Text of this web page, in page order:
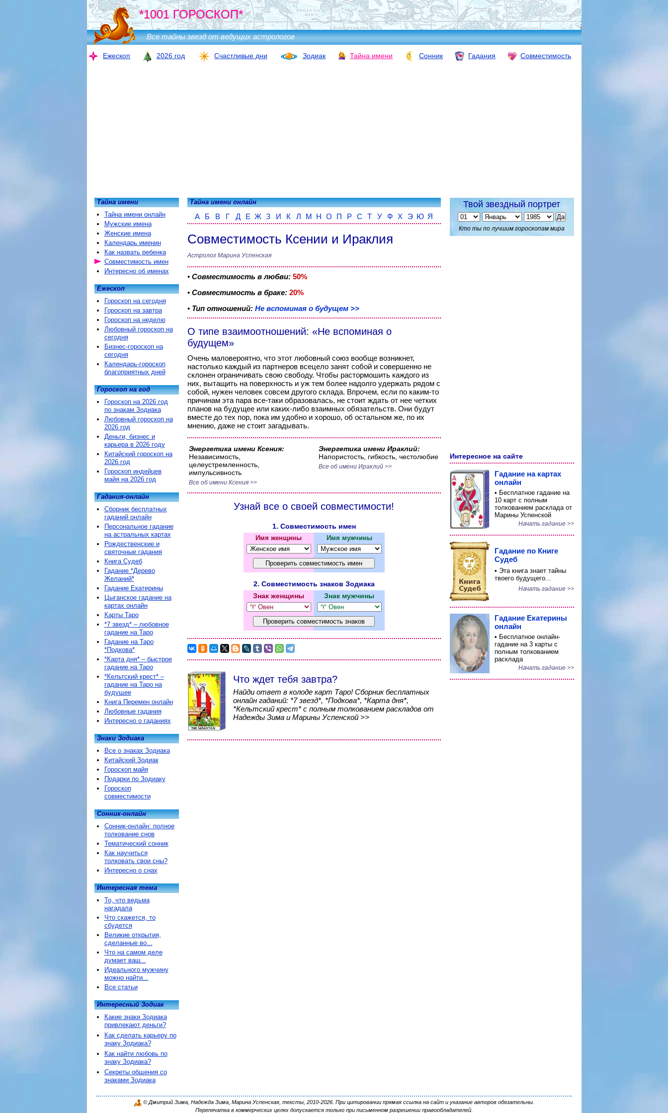
*1001 ГОРОСКОП*
Все тайны звезд от ведущих астрологов
Ежескоп 2026 год Счастливые дни Зодиак Тайна имени Сонник Гадания Совместимость
Тайна имени онлайн
А Б В Г Д Е Ж З И К Л М Н О П Р С Т У Ф Х Э Ю Я
Совместимость Ксении и Ираклия
Астролог Марина Успенская
• Совместимость в любви: 50%
• Совместимость в браке: 20%
• Тип отношений: Не вспоминая о будущем >>
О типе взаимоотношений: «Не вспоминая о
будущем»
Очень маловероятно, что этот любовный союз вообще возникнет,
настолько каждый из партнеров всецело занят собой и совершенно не
склонен ограничивать свою свободу. Чтобы растормошить каждого из
них, вытащить на поверхность и уж тем более надолго удержать рядом с
собой, нужен человек совсем другого склада. Впрочем, если по каким-то
причинам эта пара все-таки образовалась, не стоит ждать от нее четких
планов на будущее или каких-либо взаимных обязательств. Они будут
вместе до тех пор, пока им удобно и хорошо, об остальном же, по их
мнению, даже не стоит загадывать.
Энергетика имени Ксения:
Независимость,
целеустремленность,
импульсивность
Все об имени Ксения >>
Энергетика имени Ираклий:
Напористость, гибкость, честолюбие
Все об имени Ираклий >>
Узнай все о своей совместимости!
1. Совместимость имен
Имя женщины Имя мужчины
2. Совместимость знаков Зодиака
Знак женщины
Знак мужчины
Что ждет тебя завтра?
Найди ответ в колоде карт Таро! Сборник бесплатных
онлайн гаданий: *7 звезд*, *Подкова*, *Карта дня*,
*Кельтский крест* с полным толкованием раскладов от
Надежды Зима и Марины Успенской >>
Тайна имени
Тайна имени онлайн
Мужские имена
Женские имена
Календарь именин
Как назвать ребенка
Совместимость имен
Интересно об именах
Ежескоп
Гороскоп на сегодня
Гороскоп на завтра
Гороскоп на неделю
Любовный гороскоп на
сегодня
Бизнес-гороскоп на
сегодня
Календарь-гороскоп
благоприятных дней
Гороскоп на год
Гороскоп на 2026 год
по знакам Зодиака
Любовный гороскоп на
2026 год
Деньги, бизнес и
карьера в 2026 году
Китайский гороскоп на
2026 год
Гороскоп индейцев
майя на 2026 год
Гадания-онлайн
Сборник бесплатных
гаданий онлайн
Персональное гадание
на астральных картах
Рождественские и
святочные гадания
Книга Судеб
Гадание *Дерево
Желаний*
Гадание Екатерины
Цыганское гадание на
картах онлайн
Карты Таро
*7 звезд* – любовное
гадание на Таро
Гадание на Таро
*Подкова*
*Карта дня* – быстрое
гадание на Таро
*Кельтский крест* –
гадание на Таро на
будущее
Книга Перемен онлайн
Любовные гадания
Интересно о гаданиях
Знаки Зодиака
Все о знаках Зодиака
Китайский Зодиак
Гороскоп майя
Подарки по Зодиаку
Гороскоп
совместимости
Сонник-онлайн
Сонник-онлайн: полное
толкование снов
Тематический сонник
Как научиться
толковать свои сны?
Интересно о снах
Интересная тема
То, что ведьма
нагадала
Что скажется, то
сбудется
Великие открытия,
сделанные во...
Что на самом деле
думает ваш...
Идеального мужчину
можно найти...
Все статьи
Интересный Зодиак
Какие знаки Зодиака
привлекают деньги?
Как сделать карьеру по
знаку Зодиака?
Как найти любовь по
знаку Зодиака?
Секреты общения со
знаками Зодиака
Твой звездный портрет
Кто ты по лучшим гороскопам мира
Интересное на сайте
Гадание на картах
онлайн
• Бесплатное гадание на
10 карт с полным
толкованием расклада от
Марины Успенской
Начать гадание >>
Гадание по Книге
Судеб
• Эта книга знает тайны
твоего будущего...
Начать гадание >>
Гадание Екатерины
онлайн
• Бесплатное онлайн-
гадание на 3 карты с
полным толкованием
расклада
Начать гадание >>
© Дмитрий Зима, Надежда Зима, Марина Успенская, тексты, 2010-2026. При цитировании прямая ссылка на сайт и указание авторов обязательны.
Перепечатка в коммерческих целях допускается только при письменном разрешении правообладателей.